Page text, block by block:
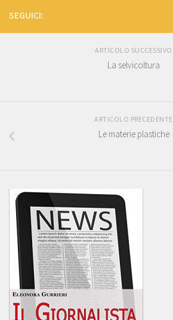
SEGUICI:
ARTICOLO SUCCESSIVO
La selvicoltura
ARTICOLO PRECEDENTE
Le materie plastiche